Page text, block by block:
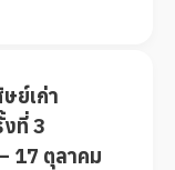
ย์เก่า
ที่ 3
17 ตุลาคม